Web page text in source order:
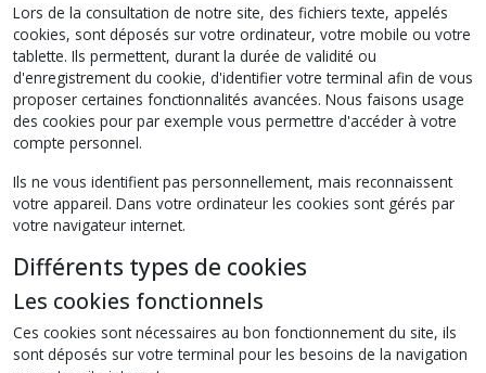
Lors de la consultation de notre site, des fichiers texte, appelés
cookies, sont déposés sur votre ordinateur, votre mobile ou votre
tablette. Ils permettent, durant la durée de validité ou
d'enregistrement du cookie, d'identifier votre terminal afin de vous
proposer certaines fonctionnalités avancées. Nous faisons usage
des cookies pour par exemple vous permettre d'accéder à votre
compte personnel.
Ils ne vous identifient pas personnellement, mais reconnaissent
votre appareil. Dans votre ordinateur les cookies sont gérés par
votre navigateur internet.
Différents types de cookies
Les cookies fonctionnels
Ces cookies sont nécessaires au bon fonctionnement du site, ils
sont déposés sur votre terminal pour les besoins de la navigation